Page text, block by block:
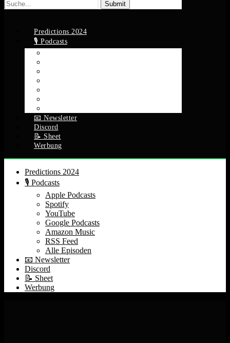
Suche
nach:
Predictions 2024
🎙️ Podcasts
📧 Newsletter
Discord
📝 Sheet
Werbung
Predictions 2024
🎙️ Podcasts
Apple Podcasts
Spotify
YouTube
Google Podcasts
Amazon Music
RSS Feed
Alle Episoden
📧 Newsletter
Discord
📝 Sheet
Werbung